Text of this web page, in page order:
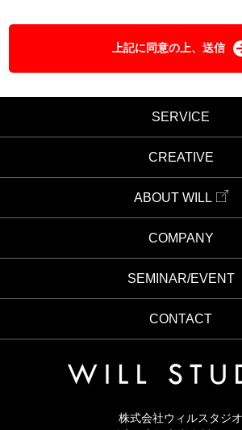
人情報を第三者に提供することはありません。ま
委託することもございません。
供いただけなかった場合は、質問に対するご回答
く場合がありますのでご了承頂きます様お願い申し
停止・提供停止等のご依頼がある場合は速やかに
問合せ及びご相談の窓口は下記のとおりです。
上記に同意の上、送信
SERVICE
CREATIVE
ABOUT WILL
COMPANY
SEMINAR/EVENT
CONTACT
株式会社ウィルスタジオ